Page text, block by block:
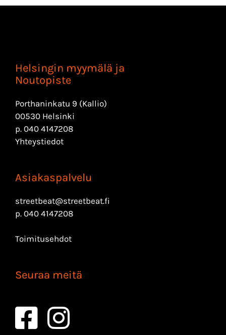
Helsingin myymälä ja
Noutopiste
Porthaninkatu 9 (Kallio)
00530 Helsinki
p. 040 4147208
Yhteystiedot
Asiakaspalvelu
streetbeat@streetbeat.fi
p. 040 4147208
Toimitusehdot
Seuraa meitä